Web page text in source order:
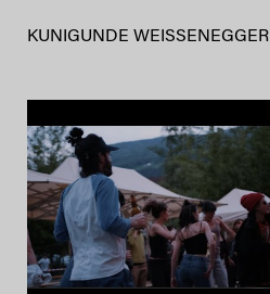
KUNIGUNDE WEISSENEGGER